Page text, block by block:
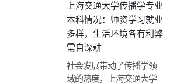
上海交通大学传播学专业
本科情况：师资学习就业
多样，生活环境各有利弊
需自深耕
社会发展带动了传播学领
域的热度，上海交通大学